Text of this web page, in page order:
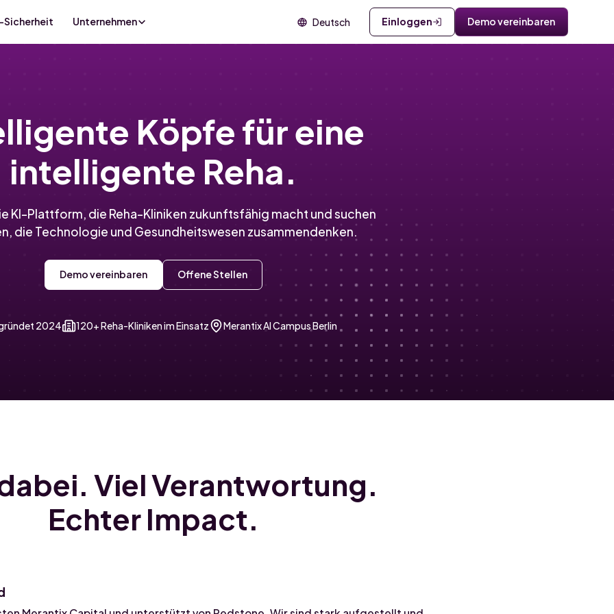
Sicherheit Unternehmen Deutsch Einloggen Demo vereinbaren
Köpfe für eine
intelligente Reha.
KI-Plattform, die Reha-Kliniken zukunftsfähig macht und suchen
die Technologie und Gesundheitswesen zusammendenken.
Demo vereinbaren Offene Stellen
2024 120+ Reha-Kliniken im Einsatz Merantix AI Campus Berlin
Viel Verantwortung.
Echter Impact.